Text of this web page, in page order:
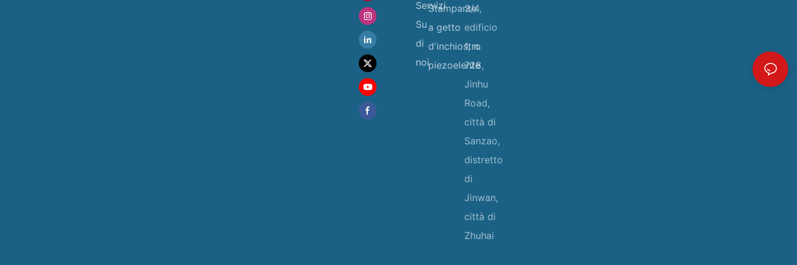
Servizi
Su
di
noi
Stampante
a getto
d'inchiostro
piezoelente
3/4,
edificio
1, n.
728,
Jinhu
Road,
città di
Sanzao,
distretto
di
Jinwan,
città di
Zhuhai